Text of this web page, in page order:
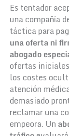
Es tentador
una compañía
táctica para
una oferta ni
abogado
ofertas
los costes
atención
demasiado
reclamar una
empeora. Un